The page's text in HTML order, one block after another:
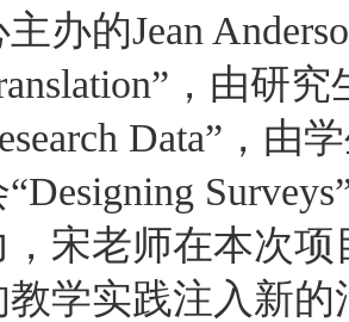
主办的Jean
，由研
Data”，由
Designing Surveys
宋老师在本次
教学实践注入新